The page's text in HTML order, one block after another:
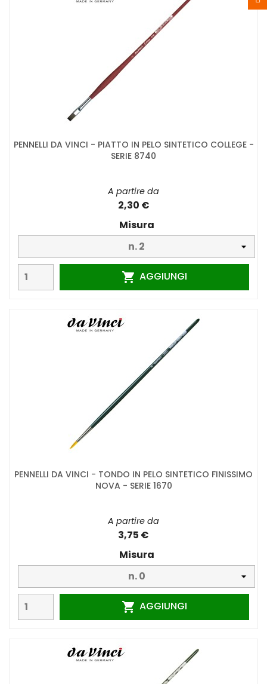
PENNELLI DA VINCI - PIATTO IN PELO SINTETICO COLLEGE -
SERIE 8740
A partire da
2,30 €
Misura
 AGGIUNGI
PENNELLI DA VINCI - TONDO IN PELO SINTETICO FINISSIMO
NOVA - SERIE 1670
A partire da
3,75 €
Misura
 AGGIUNGI